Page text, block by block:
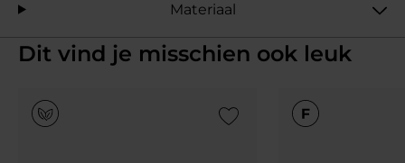
Materiaal
Dit vind je misschien ook leuk
Add to Wishlist